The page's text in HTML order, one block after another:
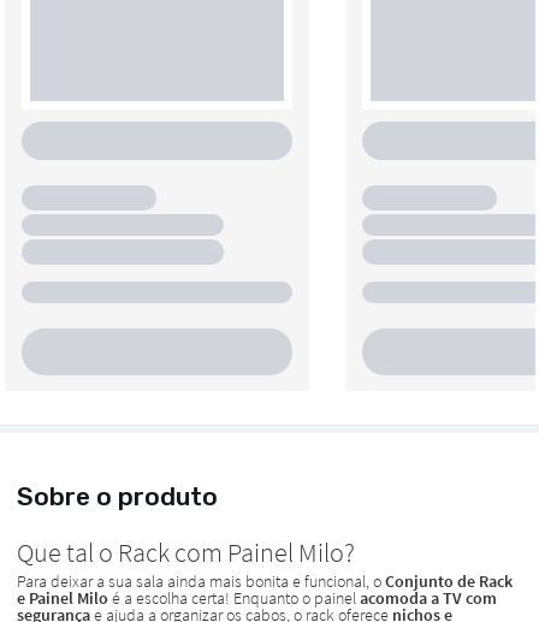
Sobre o produto